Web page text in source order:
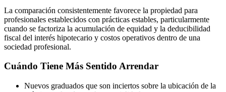
La comparación consistentemente favorece la propiedad para
profesionales establecidos con prácticas estables, particularmente
cuando se factoriza la acumulación de equidad y la deducibilidad
fiscal del interés hipotecario y costos operativos dentro de una
sociedad profesional.
Cuándo Tiene Más Sentido Arrendar
Nuevos graduados que son inciertos sobre la ubicación de la